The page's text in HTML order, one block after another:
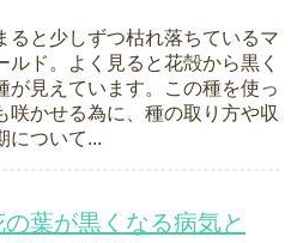
ると少しずつ枯れ落ちているマ
ルド。よく見ると花殻から黒く
が見えています。この種を使っ
咲かせる為に、種の取り方や収
について...
葉が黒くなる病気と